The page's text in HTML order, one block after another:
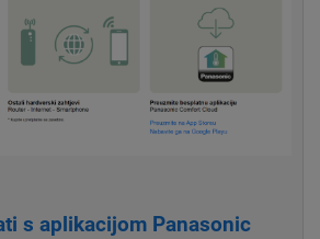
s aplikacijom Panasonic